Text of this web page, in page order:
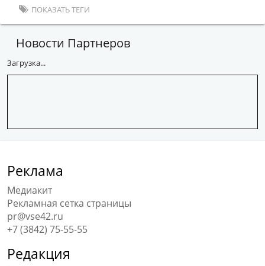
ПОКАЗАТЬ ТЕГИ
Новости Партнеров
Загрузка...
Реклама
Медиакит
Рекламная сетка страницы
pr@vse42.ru
+7 (3842) 75-55-55
Редакция